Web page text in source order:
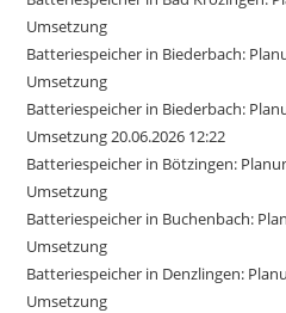
Umsetzung
Batteriespeicher in Biederbach:
Umsetzung
Batteriespeicher in Biederbach:
Umsetzung 20.06.2026 12:22
Batteriespeicher in Bötzingen:
Umsetzung
Batteriespeicher in Buchenbach:
Umsetzung
Batteriespeicher in Denzlingen:
Umsetzung